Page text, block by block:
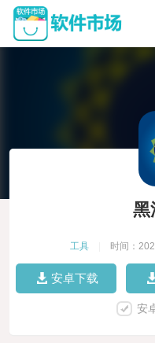
黑
工具 时间：
安卓下载
安